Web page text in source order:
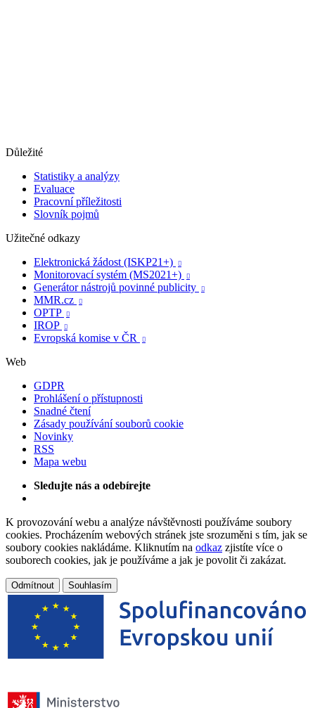
Důležité
Statistiky a analýzy
Evaluace
Pracovní příležitosti
Slovník pojmů
Užitečné odkazy
Elektronická žádost (ISKP21+)

Monitorovací systém (MS2021+) 
Generátor nástrojů povinné publicity 
MMR.cz 
OPTP 
IROP 
Evropská komise v ČR 
Web
GDPR
Prohlášení o přístupnosti
Snadné čtení
Zásady používání souborů cookie
Novinky
RSS
Mapa webu
Sledujte nás a odebírejte
K provozování webu a analýze návštěvnosti používáme soubory
cookies. Procházením webových stránek jste srozuměni s tím, jak se
soubory cookies nakládáme. Kliknutím na odkaz zjistíte více o
souborech cookies, jak je používáme a jak je povolit či zakázat.
Odmítnout Souhlasím